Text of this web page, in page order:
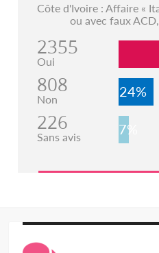
Côte d'Ivoire : Affaire «
ou avec faux
2355
Oui
808
Non 24%
226
Sans avis 7%